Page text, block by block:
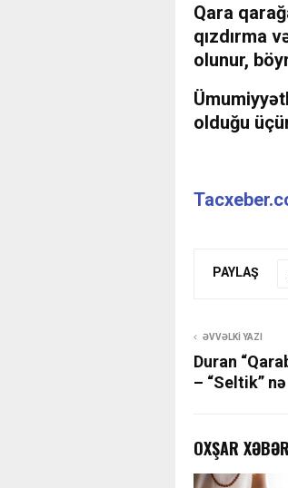
Qara
qızdırma
olunur,
olduğu
PAYLAŞ
ƏVVƏLKI YAZI
Duran
– “Seltik”
OXŞAR